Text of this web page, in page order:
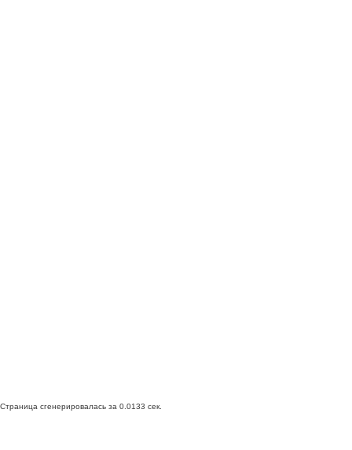
Страница сгенерировалась за 0.0133 сек.